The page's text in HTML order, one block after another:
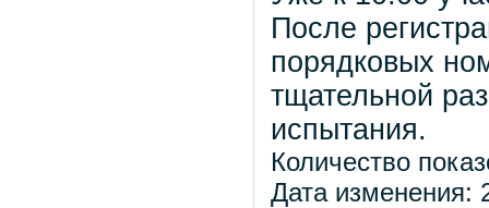
После
порядковых
тщательной
испытания.
Количество
Дата изменения: